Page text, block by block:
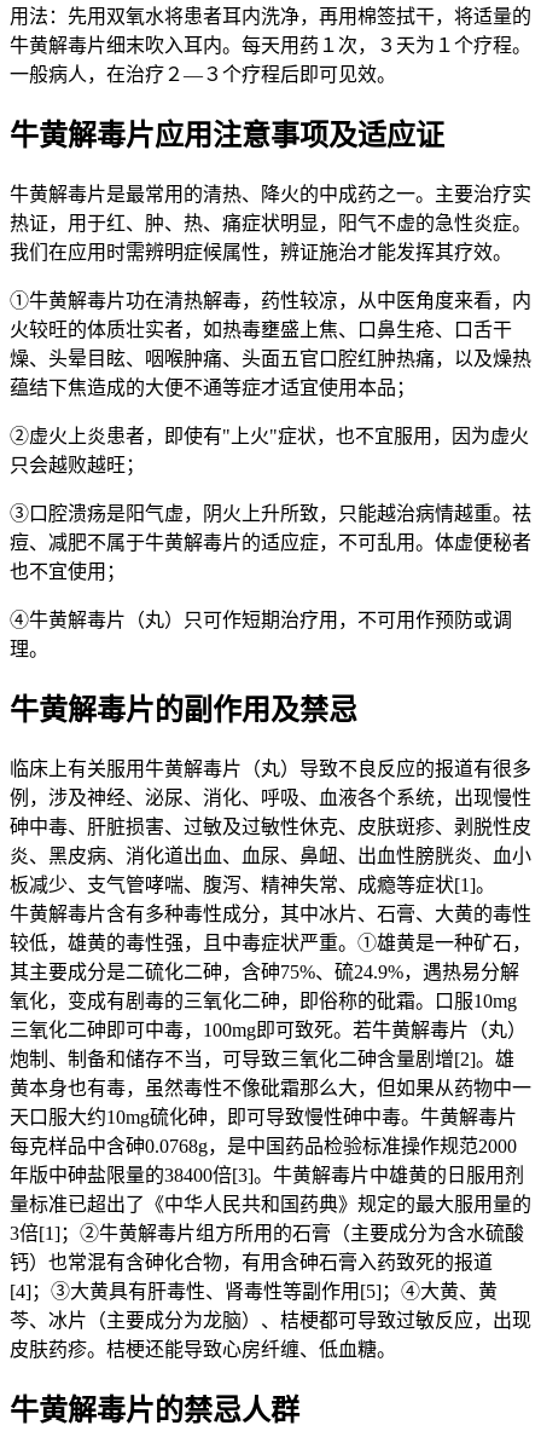
用法：先用双氧水将患者耳内洗净，再用棉签拭干，将适量的
牛黄解毒片细末吹入耳内。每天用药１次，３天为１个疗程。
一般病人，在治疗２—３个疗程后即可见效。
牛黄解毒片应用注意事项及适应证
牛黄解毒片是最常用的清热、降火的中成药之一。主要治疗实
热证，用于红、肿、热、痛症状明显，阳气不虚的急性炎症。
我们在应用时需辨明症候属性，辨证施治才能发挥其疗效。
①牛黄解毒片功在清热解毒，药性较凉，从中医角度来看，内
火较旺的体质壮实者，如热毒壅盛上焦、口鼻生疮、口舌干
燥、头晕目眩、咽喉肿痛、头面五官口腔红肿热痛，以及燥热
蕴结下焦造成的大便不通等症才适宜使用本品；
②虚火上炎患者，即使有"上火"症状，也不宜服用，因为虚火
只会越败越旺；
③口腔溃疡是阳气虚，阴火上升所致，只能越治病情越重。祛
痘、减肥不属于牛黄解毒片的适应症，不可乱用。体虚便秘者
也不宜使用；
④牛黄解毒片（丸）只可作短期治疗用，不可用作预防或调
理。
牛黄解毒片的副作用及禁忌
临床上有关服用牛黄解毒片（丸）导致不良反应的报道有很多
例，涉及神经、泌尿、消化、呼吸、血液各个系统，出现慢性
砷中毒、肝脏损害、过敏及过敏性休克、皮肤斑疹、剥脱性皮
炎、黑皮病、消化道出血、血尿、鼻衄、出血性膀胱炎、血小
板减少、支气管哮喘、腹泻、精神失常、成瘾等症状[1]。
牛黄解毒片含有多种毒性成分，其中冰片、石膏、大黄的毒性
较低，雄黄的毒性强，且中毒症状严重。①雄黄是一种矿石，
其主要成分是二硫化二砷，含砷75%、硫24.9%，遇热易分解
氧化，变成有剧毒的三氧化二砷，即俗称的砒霜。口服10mg
三氧化二砷即可中毒，100mg即可致死。若牛黄解毒片（丸）
炮制、制备和储存不当，可导致三氧化二砷含量剧增[2]。雄
黄本身也有毒，虽然毒性不像砒霜那么大，但如果从药物中一
天口服大约10mg硫化砷，即可导致慢性砷中毒。牛黄解毒片
每克样品中含砷0.0768g，是中国药品检验标准操作规范2000
年版中砷盐限量的38400倍[3]。牛黄解毒片中雄黄的日服用剂
量标准已超出了《中华人民共和国药典》规定的最大服用量的
3倍[1]；②牛黄解毒片组方所用的石膏（主要成分为含水硫酸
钙）也常混有含砷化合物，有用含砷石膏入药致死的报道
[4]；③大黄具有肝毒性、肾毒性等副作用[5]；④大黄、黄
芩、冰片（主要成分为龙脑）、桔梗都可导致过敏反应，出现
皮肤药疹。桔梗还能导致心房纤缠、低血糖。
牛黄解毒片的禁忌人群